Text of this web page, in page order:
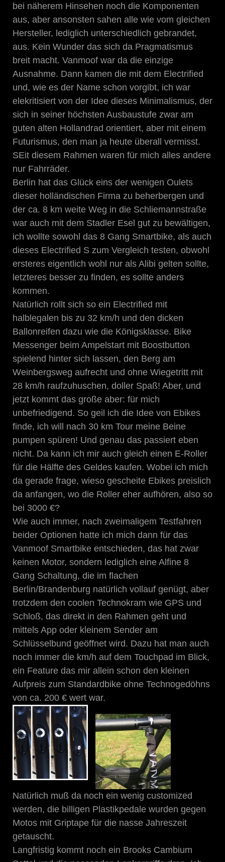
bei näherem Hinsehen noch die Komponenten
aus, aber ansonsten sahen alle wie vom gleichen
Hersteller, lediglich unterschiedlich gebrandet,
aus. Kein Wunder das sich da Pragmatismus
breit macht. Vanmoof war da die einzige
Ausnahme. Dann kamen die mit dem Electrified
und, wie es der Name schon vorgibt, ich war
elekritisiert von der Idee dieses Minimalismus, der
sich in seiner höchsten Ausbaustufe zwar am
guten alten Hollandrad orientiert, aber mit einem
Futurismus, den man ja heute überall vermisst.
SEit diesem Rahmen waren für mich alles andere
nur Fahrräder.
Berlin hat das Glück eins der wenigen Oulets
dieser holländischen Firma zu beherbergen und
der ca. 8 km weite Weg in die Schliemannstraße
war auch mit dem Stadler Esel gut zu bewältigen,
ich wollte sowohl das 8 Gang Smartbike, als auch
dieses Electrified S zum Vergleich testen, obwohl
ersteres eigentlich wohl nur als Alibi gelten sollte,
letzteres besser zu finden, es sollte anders
kommen.
Natürlich rollt sich so ein Electrified mit
halblegalen bis zu 32 km/h und den dicken
Ballonreifen dazu wie die Königsklasse. Bike
Messenger beim Ampelstart mit Boostbutton
spielend hinter sich lassen, den Berg am
Weinbergsweg aufrecht und ohne Wiegetritt mit
28 km/h raufzuhuschen, doller Spaß! Aber, und
jetzt kommt das große aber: für mich
unbefriedigend. So geil ich die Idee von Ebikes
finde, ich will nach 30 km Tour meine Beine
pumpen spüren! Und genau das passiert eben
nicht. Da kann ich mir auch gleich einen E-Roller
für die Hälfte des Geldes kaufen. Wobei ich mich
da gerade frage, wieso gescheite Ebikes preislich
da anfangen, wo die Roller eher aufhören, also so
bei 3000 €?
Wie auch immer, nach zweimaligem Testfahren
beider Optionen hatte ich mich dann für das
Vanmoof Smartbike entschieden, das hat zwar
keinen Motor, sondern lediglich eine Alfine 8
Gang Schaltung, die im flachen
Berlin/Brandenburg natürlich vollauf genügt, aber
trotzdem den coolen Technokram wie GPS und
Schloß, das direkt in den Rahmen geht und
mittels App oder kleinem Sender am
Schlüsselbund geöffnet wird. Dazu hat man auch
noch immer die km/h auf dem Touchpad im Blick,
ein Feature das mir allein schon den kleinen
Aufpreis zum Standardbike ohne Technogedöhns
von ca. 200 € wert war.
Natürlich muß da noch ein wenig customized
werden, die billigen Plastikpedale wurden gegen
Motos mit Griptape für die nasse Jahreszeit
getauscht.
Langfristig kommt noch ein Brooks Cambium